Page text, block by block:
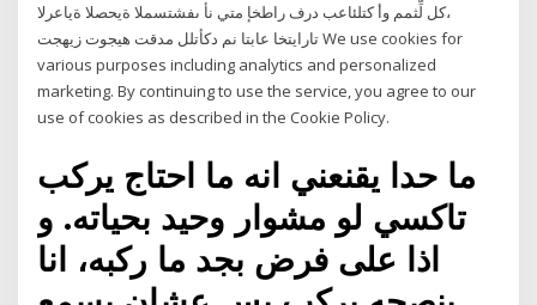
،كل لِّثمم وأ كتلئاعب درف راطخإ متي نأ ىفشتسملا ةيحصلا ةياعرلا
تارايتخا عابتا نم دكأتلل مدقت هيجوت زيهجت We use cookies for
various purposes including analytics and personalized
marketing. By continuing to use the service, you agree to our
use of cookies as described in the Cookie Policy.
ما حدا يقنعني انه ما احتاج يركب
تاكسي لو مشوار وحيد بحياته. و
اذا على فرض بجد ما ركبه، انا